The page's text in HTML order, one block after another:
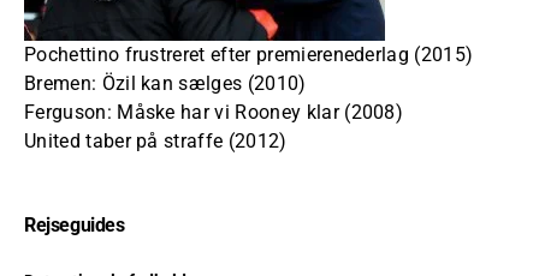
Pochettino frustreret efter premierenederlag (2015)
Bremen: Özil kan sælges (2010)
Ferguson: Måske har vi Rooney klar (2008)
United taber på straffe (2012)
Rejseguides